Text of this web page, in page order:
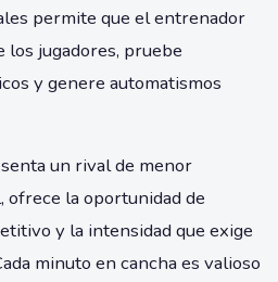
permite que el entrenador
los jugadores, pruebe
y genere automatismos
un rival de menor
ofrece la oportunidad de
y la intensidad que exige
minuto en cancha es valioso